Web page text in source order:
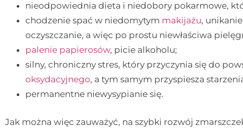
nieodpowiednia dieta i niedobory pokarmowe,
chodzenie spać w niedomytym makijażu,
oczyszczanie, a więc po prostu niewłaściwa
palenie papierosów, picie alkoholu;
silny, chroniczny stres, który przyczynia się do
oksydacyjnego, a tym samym przyspiesza
permanentne niewysypianie się.
Jak można więc zauważyć, na szybki rozwój